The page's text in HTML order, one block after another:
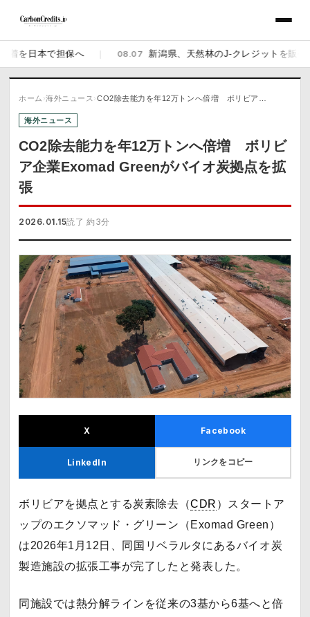
本で担保へ | 新潟県、天然林のJ-クレジットを販売開始
ホーム ›海外ニュース ›CO2除去能力を年12万トンへ倍増 ボリビア…
海外ニュース
CO2除去能力を年12万トンへ倍増 ボリビ
ア企業Exomad Greenがバイオ炭拠点を拡
張
2026.01.15読了 約3分
X Facebook
LinkedIn リンクをコピー
ボリビアを拠点とする炭素除去（CDR ）スタートア
ップのエクソマッド・グリーン（Exomad Green）
は2026年1月12日、同国リベラルタにあるバイオ炭
製造施設の拡張工事が完了したと発表した。
同施設では熱分解ラインを従来の3基から6基へと倍